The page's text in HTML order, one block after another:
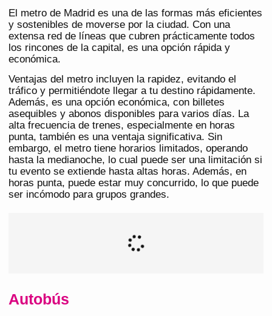
El metro de Madrid es una de las formas más eficientes
y sostenibles de moverse por la ciudad. Con una
extensa red de líneas que cubren prácticamente todos
los rincones de la capital, es una opción rápida y
económica.
Ventajas del metro incluyen la rapidez, evitando el
tráfico y permitiéndote llegar a tu destino rápidamente.
Además, es una opción económica, con billetes
asequibles y abonos disponibles para varios días. La
alta frecuencia de trenes, especialmente en horas
punta, también es una ventaja significativa. Sin
embargo, el metro tiene horarios limitados, operando
hasta la medianoche, lo cual puede ser una limitación si
tu evento se extiende hasta altas horas. Además, en
horas punta, puede estar muy concurrido, lo que puede
ser incómodo para grupos grandes.
Autobús